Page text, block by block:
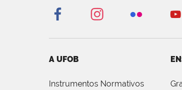
A UFOB
Instrumentos Normativos